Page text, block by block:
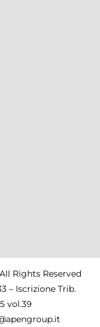
Rights Reserved
– Iscrizione Trib.
vol.39